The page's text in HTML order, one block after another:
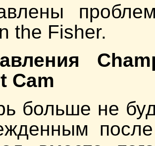
the Fisher.
Cam
больше не